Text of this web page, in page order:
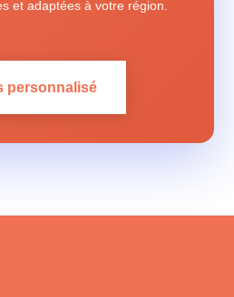
et adaptées à votre région.
personnalisé